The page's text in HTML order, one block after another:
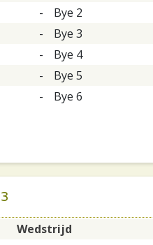
- Bye 2
- Bye 3
- Bye 4
- Bye 5
- Bye 6
Wedstrijd